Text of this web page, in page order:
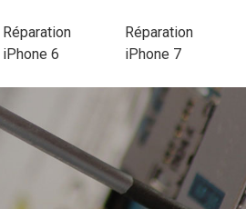
Réparation
iPhone 6
Réparation
iPhone 7